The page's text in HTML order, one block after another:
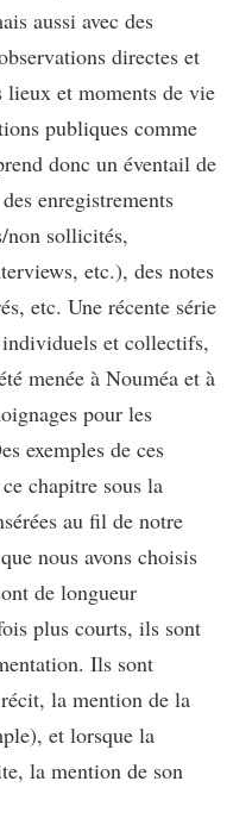
aussi avec des
directes et
lieux et moments de vie
publiques comme
donc un éventail de
enregistrements
non sollicités,
etc.), des notes
etc. Une récente série
individuels et collectifs,
menée à Nouméa et à
pour les
exemples de ces
chapitre sous la
au fil de notre
nous avons choisis
de longueur
plus courts, ils sont
Ils sont
la mention de la
et lorsque la
la mention de son